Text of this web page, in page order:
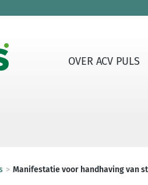
OVER ACV PULS
Manifestatie voor handhaving van